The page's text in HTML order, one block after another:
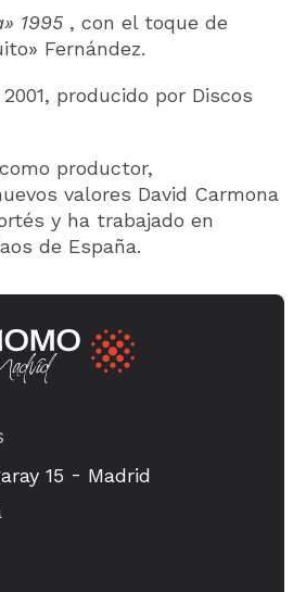
1995 , con el toque de
Fernández.
2001, producido por Discos
productor,
valores David Carmona
y ha trabajado en
de España.
15 - Madrid